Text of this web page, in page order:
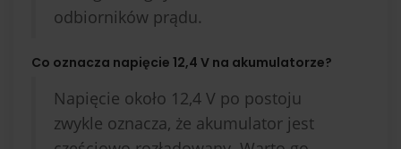
odbiorników prądu.
Co oznacza napięcie 12,4 V na akumulatorze?
Napięcie około 12,4 V po postoju
zwykle oznacza, że akumulator jest